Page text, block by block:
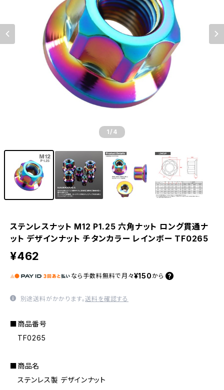
1 /4
ステンレスナット M12 P1.25 六角ナット ロング貫通ナ
ット デザインナット チタンカラー レインボー TF0265
¥462
なら 手数料無料で 月々¥150 から
別途送料がかかります。送料を確認する
■商品番号
TF0265
■商品名
ステンレス製 デザインナット